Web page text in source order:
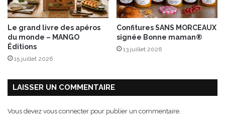
Le grand livre des apéros
du monde – MANGO
Éditions
15 juillet 2026
Confitures SANS MORCEAUX
signée Bonne maman®
13 juillet 2026
LAISSER UN COMMENTAIRE
Vous devez vous connecter pour publier un commentaire.